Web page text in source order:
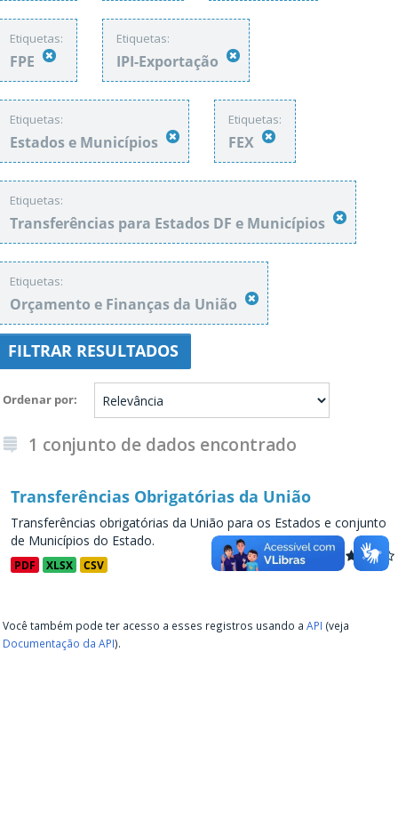
Etiquetas:
FPE
Etiquetas:
IPI-Exportação
Etiquetas:
Estados e Municípios
Etiquetas:
FEX
Etiquetas:
Transferências para Estados DF e Municípios
Etiquetas:
Orçamento e Finanças da União
FILTRAR RESULTADOS
Ordenar por
1 conjunto de dados encontrado
Transferências Obrigatórias da União
Transferências obrigatórias da União para os Estados e conjunto
de Municípios do Estado.
PDF XLSX CSV
Você também pode ter acesso a esses registros usando a API (veja
Documentação da API).